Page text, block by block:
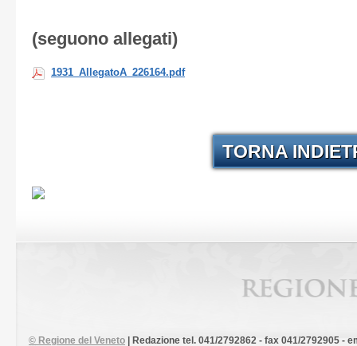
(seguono allegati)
1931_AllegatoA_226164.pdf
TORNA
© Regione del Veneto
| Redazione tel. 041/2792862 - fax 041/2792905 -